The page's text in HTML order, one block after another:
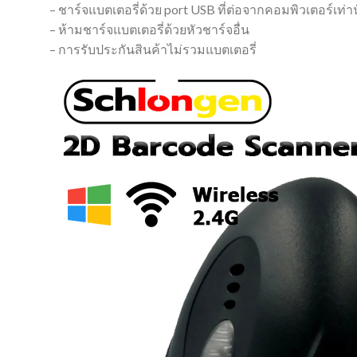
– ชาร์จแบตเตอรี่ด้วย port USB ที่ต่อจากคอมพิวเตอร์เท่
– ห้ามชาร์จแบตเตอรี่ด้วยหัวชาร์จอื่น
– การรับประกันสินค้าไม่รวมแบตเตอรี่